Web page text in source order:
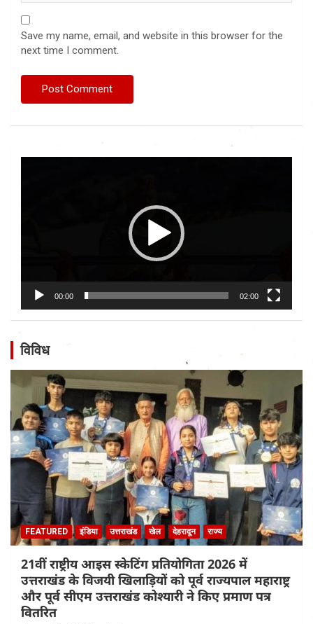
Save my name, email, and website in this browser for the
next time I comment.
00:00 02:00
विविध
FEATURED इंडिया उत्तराखंड खेल देहरादून राज्य
21वीं राष्ट्रीय आइस स्केटिंग प्रतियोगिता 2026 में
उत्तराखंड के विजयी खिलाड़ियों को पूर्व राज्यपाल महाराष्ट्र
और पूर्व सीएम उत्तराखंड कोश्यारी ने किए प्रमाण पत्र
वितरित